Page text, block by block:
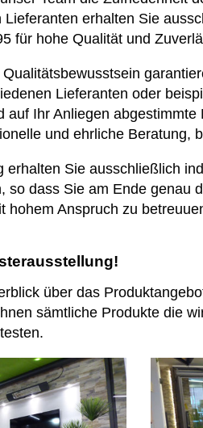
erhalten Sie
für hohe Qualität und
Lieferanten oder
auf Ihr Anliegen
und ehrliche Beratung,
erhalten Sie ausschließlich
so dass Sie am Ende genau
hohem Anspruch zu
über das
sämtliche Produkte die